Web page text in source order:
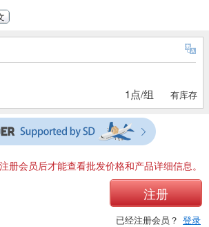
1点/组 有库存
注册会员后才能查看批发价格和产品详细信息。
注册
已经注册会员？ 登录